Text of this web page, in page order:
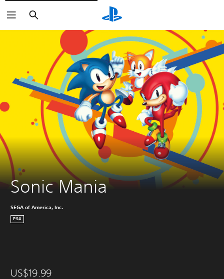
Buscar
Sonic Mania
SEGA of America, Inc.
PS4
US$19.99